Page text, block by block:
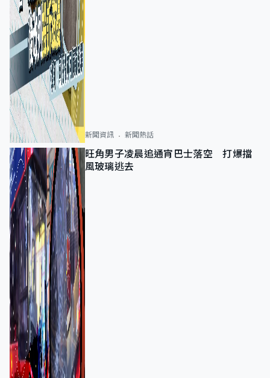
新聞資訊 新聞熱話
旺角男子凌晨追通宵巴士落空 打爆擋
風玻璃逃去